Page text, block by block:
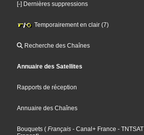
[-] Dernières suppressions
Temporairement en clair (7)
Recherche des Chaînes
Annuaire des Satellites
Rapports de réception
Annuaire des Chaînes
Bouquets ( Français - Canal+ France - TNTSAT